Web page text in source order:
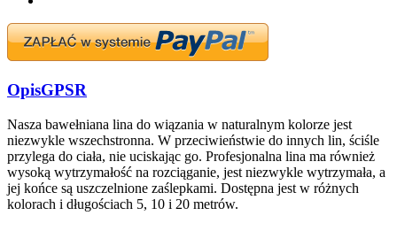
OpisGPSR
Nasza bawełniana lina do wiązania w naturalnym kolorze jest
niezwykle wszechstronna. W przeciwieństwie do innych lin, ściśle
przylega do ciała, nie uciskając go. Profesjonalna lina ma również
wysoką wytrzymałość na rozciąganie, jest niezwykle wytrzymała, a
jej końce są uszczelnione zaślepkami. Dostępna jest w różnych
kolorach i długościach 5, 10 i 20 metrów.